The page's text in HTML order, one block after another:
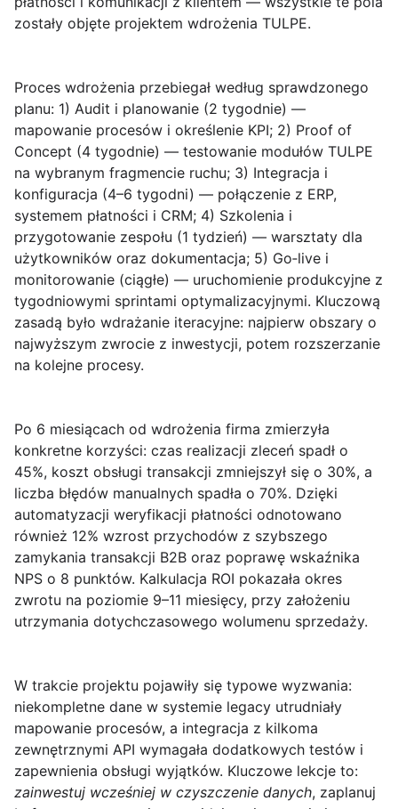
zostały objęte projektem wdrożenia TULPE.
Proces wdrożenia przebiegał według sprawdzonego
planu: 1) Audit i planowanie (2 tygodnie) —
mapowanie procesów i określenie KPI; 2) Proof of
Concept (4 tygodnie) — testowanie modułów TULPE
na wybranym fragmencie ruchu; 3) Integracja i
konfiguracja (4–6 tygodni) — połączenie z ERP,
systemem płatności i CRM; 4) Szkolenia i
przygotowanie zespołu (1 tydzień) — warsztaty dla
użytkowników oraz dokumentacja; 5) Go‑live i
monitorowanie (ciągłe) — uruchomienie produkcyjne z
tygodniowymi sprintami optymalizacyjnymi. Kluczową
zasadą było wdrażanie iteracyjne: najpierw obszary o
najwyższym zwrocie z inwestycji, potem rozszerzanie
na kolejne procesy.
Po 6 miesiącach od wdrożenia firma zmierzyła
konkretne korzyści: czas realizacji zleceń spadł o
45%, koszt obsługi transakcji zmniejszył się o 30%, a
liczba błędów manualnych spadła o 70%. Dzięki
automatyzacji weryfikacji płatności odnotowano
również 12% wzrost przychodów z szybszego
zamykania transakcji B2B oraz poprawę wskaźnika
NPS o 8 punktów. Kalkulacja ROI pokazała okres
zwrotu na poziomie 9–11 miesięcy, przy założeniu
utrzymania dotychczasowego wolumenu sprzedaży.
W trakcie projektu pojawiły się typowe wyzwania:
niekompletne dane w systemie legacy utrudniały
mapowanie procesów, a integracja z kilkoma
zewnętrznymi API wymagała dodatkowych testów i
zapewnienia obsługi wyjątków. Kluczowe lekcje to:
zainwestuj wcześniej w czyszczenie danych, zaplanuj